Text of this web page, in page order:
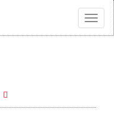
Toggle